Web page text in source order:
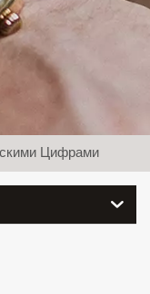
Цифрами